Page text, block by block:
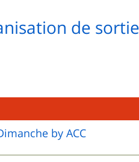
de
by ACC